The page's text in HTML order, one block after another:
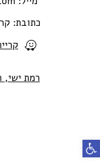
פתח סרגל נגישות
כתובת:
רמת ישי,